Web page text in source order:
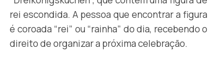
rei escondida. A pessoa que encontrar a figura
é coroada “rei” ou “rainha” do dia, recebendo o
direito de organizar a próxima celebração.